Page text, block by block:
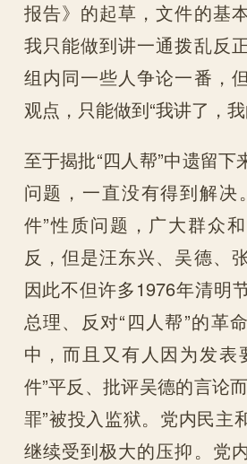
报告》的起草，文件的基
我只能做到讲一通拨乱反
组内同一些人争论一番，
观点，只能做到“我讲了，我
至于揭批“四人帮”中遗留
问题，一直没有得到解决
件”性质问题，广大群众
反，但是汪东兴、吴德、
因此不但许多1976年清明
总理、反对“四人帮”的革
中，而且又有人因为发表
件”平反、批评吴德的言论
罪”被投入监狱。党内民主
继续受到极大的压抑。党